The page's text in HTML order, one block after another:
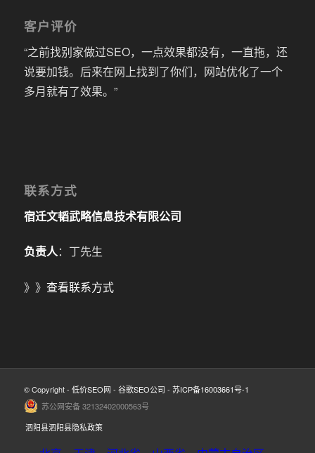
客户评价
“之前找别家做过SEO，一点效果都没有，一直拖，还
说要加钱。后来在网上找到了你们，网站优化了一个
多月就有了效果。”
联系方式
宿迁文韬武略信息技术有限公司
负责人：丁先生
》》 查看联系方式
© Copyright - 低价SEO网 - 谷歌SEO公司 - 苏ICP备16003661号-1
苏公网安备 32132402000563号
泗阳县泗阳县隐私政策